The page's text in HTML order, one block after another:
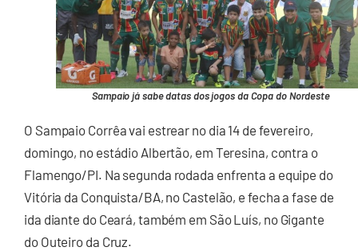
Sampaio já sabe datas dos jogos da Copa do Nordeste
O Sampaio Corrêa vai estrear no dia 14 de fevereiro,
domingo, no estádio Albertão, em Teresina, contra o
Flamengo/PI. Na segunda rodada enfrenta a equipe do
Vitória da Conquista/BA, no Castelão, e fecha a fase de
ida diante do Ceará, também em São Luís, no Gigante
do Outeiro da Cruz.